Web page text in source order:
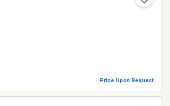
Price Upon Request